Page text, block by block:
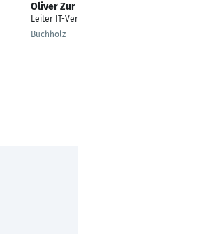
Oliver Zur
Leiter IT-Vertrieb
Buchholz